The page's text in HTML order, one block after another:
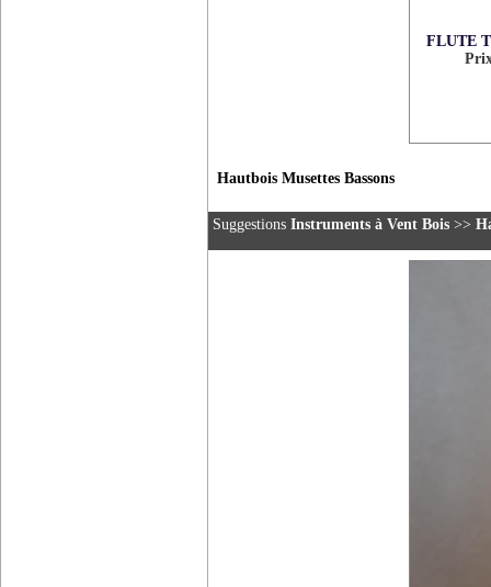
FLUTE
Hautbois Musettes Bassons
Suggestions Instruments à Vent Bois >>